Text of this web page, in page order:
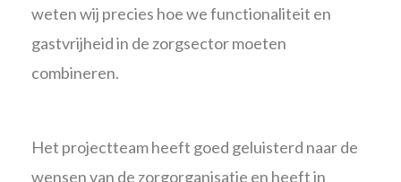
weten wij precies hoe we functionaliteit en
gastvrijheid in de zorgsector moeten
combineren.
Het projectteam heeft goed geluisterd naar de
wensen van de zorgorganisatie en heeft in